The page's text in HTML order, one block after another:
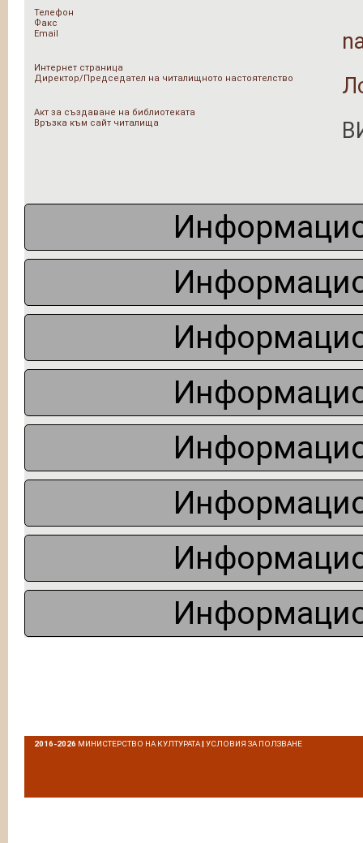
Телефон
Факс
Email
Интернет страница
Директор/Председател на читалищното настоятелство
Акт за създаване на библиотеката
Връзка към сайт читалища
2016-2026 МИНИСТЕРСТВО НА КУЛТУРАТА|УСЛОВИЯ ЗА ПОЛЗВАНЕ